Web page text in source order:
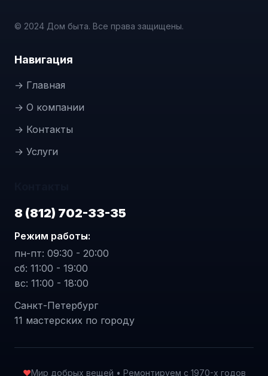
© 2024 Дом быта. Все права защищены.
Навигация
→ Главная
→ О компании
→ Контакты
→ Услуги
8 (812) 702-33-35
Режим работы:
пн-пт: 09:30 - 20:00
сб: 11:00 - 19:00
вс: 11:00 - 18:00
Санкт-Петербург
11 мастерских по городу
❤️Мир добрых вещей • Ремонтируем с 1970-х годов